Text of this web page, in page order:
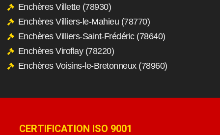
Enchères Villette (78930)
Enchères Villiers-le-Mahieu (78770)
Enchères Villiers-Saint-Frédéric (78640)
Enchères Viroflay (78220)
Enchères Voisins-le-Bretonneux (78960)
CERTIFICATION ISO 9001